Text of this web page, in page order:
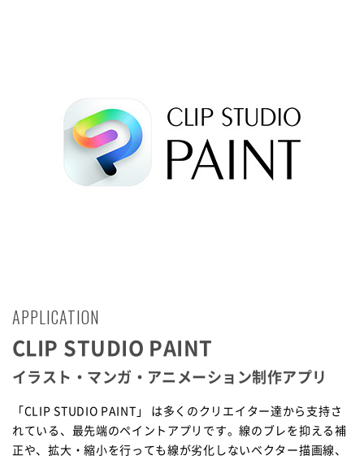
APPLICATION
CLIP STUDIO PAINT
イラスト・マンガ・アニメーション制作アプリ
「CLIP STUDIO PAINT」 は多くのクリエイター達から支持さ
れている、最先端のペイントアプリです。線のブレを抑える補
正や、拡大・縮小を行っても線が劣化しないベクター描画線、